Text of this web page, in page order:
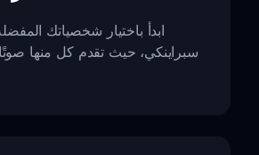
ابدأ باختيار شخصياتك
سبراينكي، حيث تقدم كل منها صوتًا